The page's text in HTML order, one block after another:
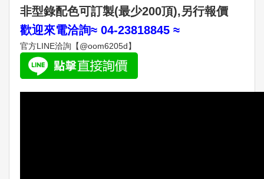
非型錄配色可訂製(最少200頂)‚另行報價
歡迎來電洽詢≈ 04-23818845 ≈
官方LINE洽詢【@oom6205d】